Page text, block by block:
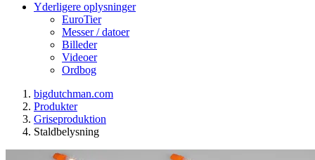
Yderligere oplysninger
EuroTier
Messer / datoer
Billeder
Videoer
Ordbog
bigdutchman.com
Produkter
Griseproduktion
Staldbelysning